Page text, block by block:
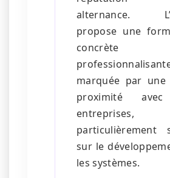
alternance.
propose une
marquée par
proximité
entreprises,
particulièrement
sur le
les systèmes.